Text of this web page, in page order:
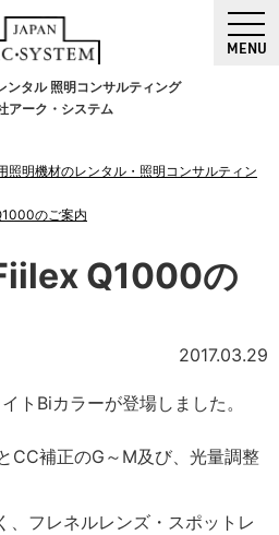
ンタル 照明コンサルティング
アーク・システム
MENU
照明機材のレンタル・照明コンサルティン
のご案内
Q1000の
2017.03.29
トBiカラーが登場しました。
CC補正のG～M及び、光量調整
、フレネルレンズ・スポットレ